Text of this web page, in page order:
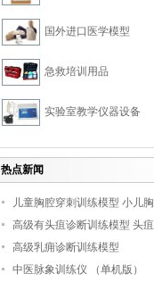
国外进口医学模型
急救培训用品
实验室教学仪器设备
热点新闻
儿童胸腔穿刺训练模型 小儿胸
腔培训模型
高级有头疽诊断训练模型 头疽
诊断教学模型
高级乳痈诊断训练模型
中医脉象训练仪 （单机版）